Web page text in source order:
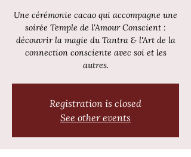
Une cérémonie cacao qui accompagne une
soirée Temple de l'Amour Conscient :
découvrir la magie du Tantra & l'Art de la
connection consciente avec soi et les
autres.
Registration is closed
See other events